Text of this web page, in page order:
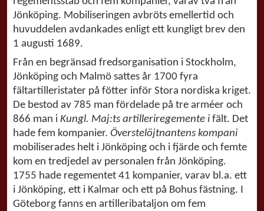
Jönköping. Mobiliseringen avbröts emellertid och
huvuddelen avdankades enligt ett kungligt brev den
1 augusti 1689.
Från en begränsad fredsorganisation i Stockholm,
Jönköping och Malmö sattes år 1700 fyra
fältartilleristater på fötter inför Stora nordiska kriget.
De bestod av 785 man fördelade på tre arméer och
866 man i Kungl. Maj:ts artilleriregemente i fält. Det
hade fem kompanier. Överstelöjtnantens kompani
mobiliserades helt i Jönköping och i fjärde och femte
kom en tredjedel av personalen från Jönköping.
1755 hade regementet 41 kompanier, varav bl.a. ett
i Jönköping, ett i Kalmar och ett på Bohus fästning. I
Göteborg fanns en artilleribataljon om fem